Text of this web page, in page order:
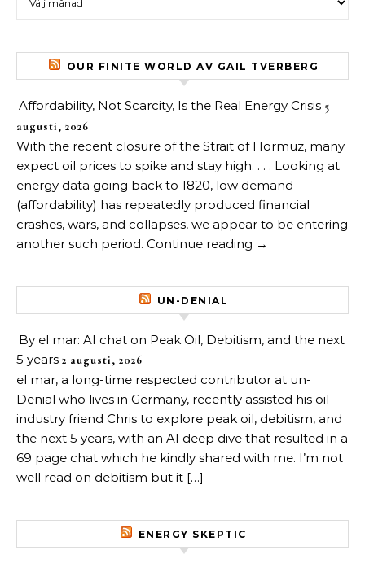
OUR FINITE WORLD AV GAIL TVERBERG
Affordability, Not Scarcity, Is the Real Energy Crisis 5
augusti, 2026
With the recent closure of the Strait of Hormuz, many
expect oil prices to spike and stay high. . . . Looking at
energy data going back to 1820, low demand
(affordability) has repeatedly produced financial
crashes, wars, and collapses, we appear to be entering
another such period. Continue reading →
UN-DENIAL
By el mar: AI chat on Peak Oil, Debitism, and the next
5 years 2 augusti, 2026
el mar, a long-time respected contributor at un-
Denial who lives in Germany, recently assisted his oil
industry friend Chris to explore peak oil, debitism, and
the next 5 years, with an AI deep dive that resulted in a
69 page chat which he kindly shared with me. I’m not
well read on debitism but it […]
ENERGY SKEPTIC